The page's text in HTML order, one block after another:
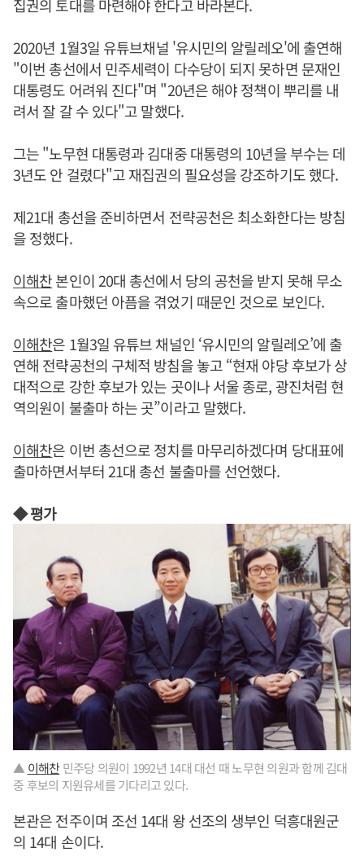
집권의 토대를 마련해야 한다고 바라본다.
2020년 1월3일 유튜브채널 '유시민의 알릴레오'에 출연해
"이번 총선에서 민주세력이 다수당이 되지 못하면 문재인
대통령도 어려워 진다"며 "20년은 해야 정책이 뿌리를 내
려서 잘 갈 수 있다"고 말했다.
그는 "노무현 대통령과 김대중 대통령의 10년을 부수는 데
3년도 안 걸렸다"고 재집권의 필요성을 강조하기도 했다.
제21대 총선을 준비하면서 전략공천은 최소화한다는 방침
을 정했다.
이해찬본인이 20대 총선에서 당의 공천을 받지 못해 무소
속으로 출마했던 아픔을 겪었기 때문인 것으로 보인다.
이해찬은 1월3일 유튜브 채널인 ‘유시민의 알릴레오’에 출
연해 전략공천의 구체적 방침을 놓고 “현재 야당 후보가 상
대적으로 강한 후보가 있는 곳이나 서울 종로, 광진처럼 현
역의원이 불출마 하는 곳”이라고 말했다.
이해찬은 이번 총선으로 정치를 마무리하겠다며 당대표에
출마하면서부터 21대 총선 불출마를 선언했다.
◆ 평가
▲ 이해찬민주당 의원이 1992년 14대 대선 때 노무현 의원과 함께 김대
중 후보의 지원유세를 기다리고 있다.
본관은 전주이며 조선 14대 왕 선조의 생부인 덕흥대원군
의 14대 손이다.